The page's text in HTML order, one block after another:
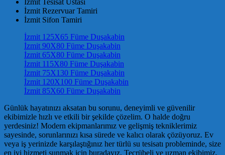
İzmit Tesisat Ustası
İzmit Rezervuar Tamiri
İzmit Sifon Tamiri
İzmit 125X65 Füme Duşakabin
İzmit 90X80 Füme Duşakabin
İzmit 65X80 Füme Duşakabin
İzmit 115X80 Füme Duşakabin
İzmit 75X130 Füme Duşakabin
İzmit 120X100 Füme Duşakabin
İzmit 85X60 Füme Duşakabin
Günlük hayatınızı aksatan bu sorunu, deneyimli ve güvenilir
ekibimizle hızlı ve etkili bir şekilde çözelim. O halde doğru
yerdesiniz! Modern ekipmanlarımız ve gelişmiş tekniklerimiz
sayesinde, sorunlarınızı kısa sürede ve kalıcı olarak çözüyoruz. Ev
veya iş yerinizde karşılaştığınız her türlü su tesisatı probleminde, size
en iyi hizmeti sunmak için buradayız. Tecrübeli ve uzman ekibimiz,